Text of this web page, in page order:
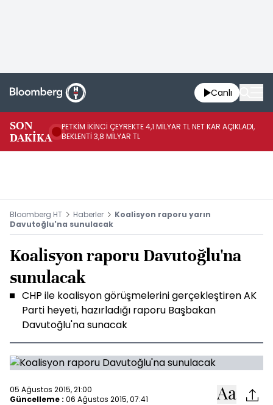
Canlı
SON
DAKİKA
PETKİM İKİNCİ ÇEYREKTE 4,1 MİLYAR TL NET KAR AÇIKLADI,
BEKLENTİ 3,8 MİLYAR TL
Bloomberg HT Haberler
Koalisyon raporu yarın
Davutoğlu'na sunulacak
Koalisyon raporu Davutoğlu'na
sunulacak
CHP ile koalisyon görüşmelerini gerçekleştiren AK
Parti heyeti, hazırladığı raporu Başbakan
Davutoğlu'na sunacak
05 Ağustos 2015, 21:00
Güncelleme : 06 Ağustos 2015, 07:41